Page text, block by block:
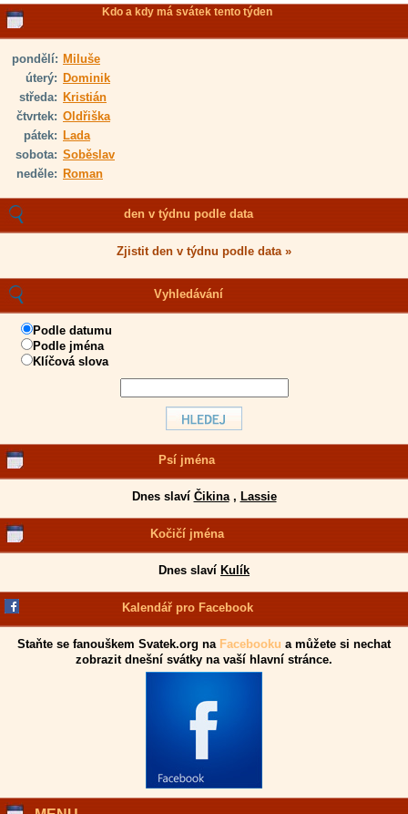
Kdo a kdy má svátek tento týden
pondělí: Miluše
úterý: Dominik
středa: Kristián
čtvrtek: Oldřiška
pátek: Lada
sobota: Soběslav
neděle: Roman
den v týdnu podle data
Zjistit den v týdnu podle data »
Vyhledávání
Podle datumu
Podle jména
Klíčová slova
Psí jména
Dnes slaví Čikina, Lassie
Kočičí jména
Dnes slaví Kulík
Kalendář pro Facebook
Staňte se fanouškem Svatek.org na Facebooku a můžete si nechat
zobrazit dnešní svátky na vaší hlavní stránce.